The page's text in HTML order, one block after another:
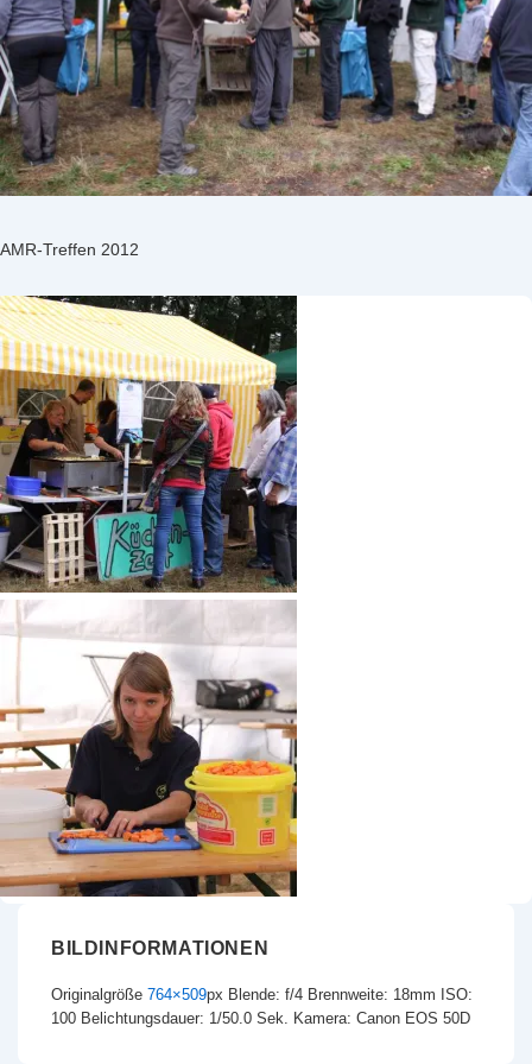
AMR-Treffen 2012
BILDINFORMATIONEN
Originalgröße 764×509px Blende: f/4 Brennweite: 18mm ISO:
100 Belichtungsdauer: 1/50.0 Sek. Kamera: Canon EOS 50D